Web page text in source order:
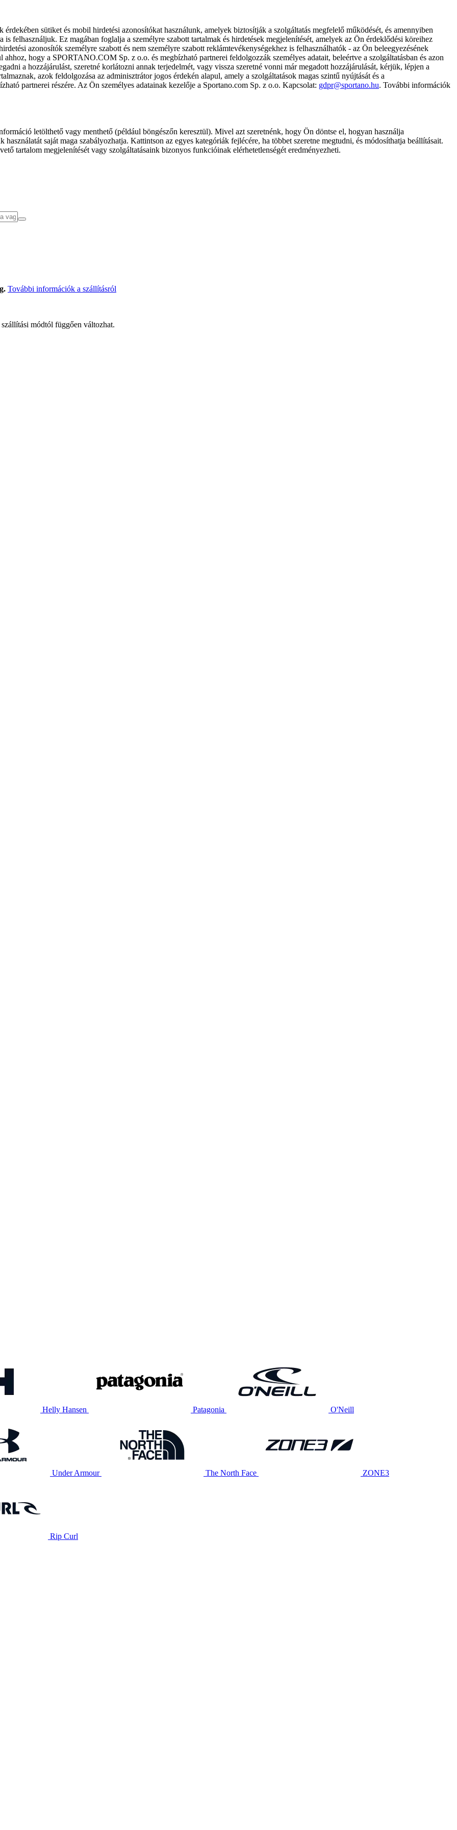
sütiket és mobil hirdetési azonosítókat használunk, amelyek biztosítják a szolgáltatás megfelelő működését, és amennyiben
is felhasználjuk. Ez magában foglalja a személyre szabott tartalmak és hirdetések megjelenítését, amelyek az Ön érdeklődési köreihez
azonosítók személyre szabott és nem személyre szabott reklámtevékenységekhez is felhasználhatók - az Ön beleegyezésének
hogy a SPORTANO.COM Sp. z o.o. és megbízható partnerei feldolgozzák személyes adatait, beleértve a szolgáltatásban és azon
a hozzájárulást, szeretné korlátozni annak terjedelmét, vagy vissza szeretné vonni már megadott hozzájárulását, kérjük, lépjen a
azok feldolgozása az adminisztrátor jogos érdekén alapul, amely a szolgáltatások magas szintű nyújtását és a
partnerei részére. Az Ön személyes adatainak kezelője a Sportano.com Sp. z o.o. Kapcsolat: gdpr@sportano.hu. További információk
letölthető vagy menthető (például böngészőn keresztül). Mivel azt szeretnénk, hogy Ön döntse el, hogyan használja
saját maga szabályozhatja. Kattintson az egyes kategóriák fejlécére, ha többet szeretne megtudni, és módosíthatja beállításait.
tartalom megjelenítését vagy szolgáltatásaink bizonyos funkcióinak elérhetetlenségét eredményezheti.
További információk a szállításról
módtól függően változhat.
Helly Hansen Patagonia O'Neill
Under Armour The North Face ZONE3
Rip Curl